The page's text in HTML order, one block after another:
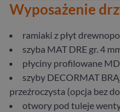
Wyposażenie
ramiaki z płyt
szyba MAT DRE gr. 4
płyciny profilowane
szyby DECORMAT
przeźroczysta (opcja bez
otwory pod tuleje